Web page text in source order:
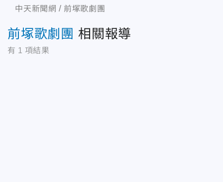
中天新聞網 前塚歌劇團
前塚歌劇團 相關報導
有 1 項結果